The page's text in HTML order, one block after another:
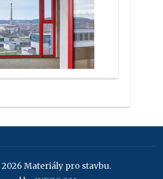
Materiály pro stavbu.